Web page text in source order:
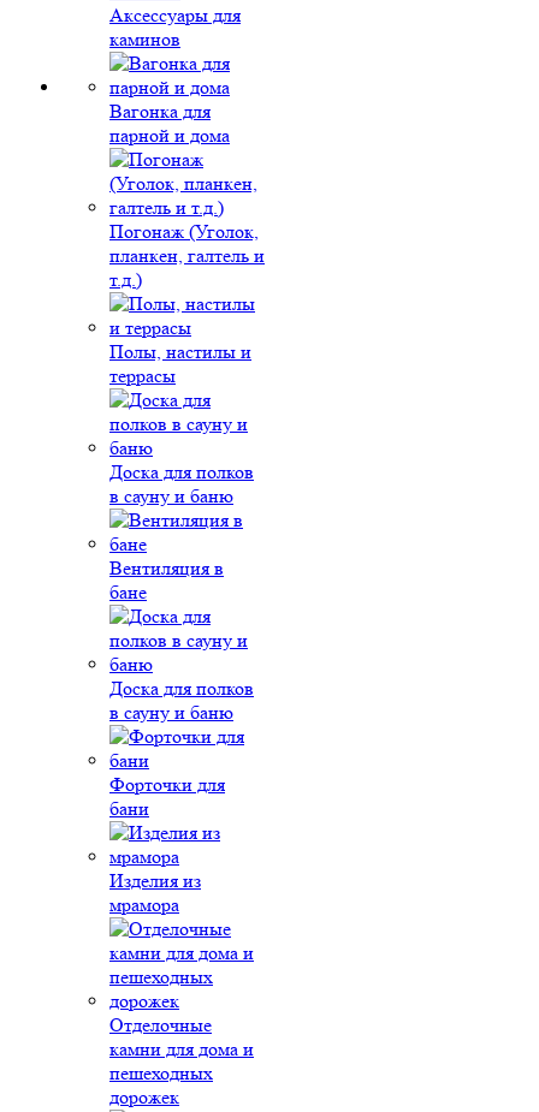
Аксессуары для
каминов
Вагонка для
парной и дома
Погонаж (Уголок,
планкен, галтель и
т.д.)
Полы, настилы и
террасы
Доска для полков
в сауну и баню
Вентиляция в
бане
Доска для полков
в сауну и баню
Форточки для
бани
Изделия из
мрамора
Отделочные
камни для дома и
пешеходных
дорожек